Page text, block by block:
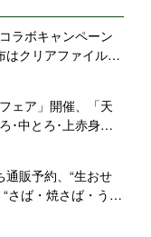
ラボキャンペーン
クリアファイル＆
ェア」開催、「天
･中とろ･上赤身な
通販予約、“生おせ
さば・焼さば・うな